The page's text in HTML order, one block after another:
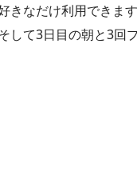
きなだけ利用できま
して3日目の朝と3回